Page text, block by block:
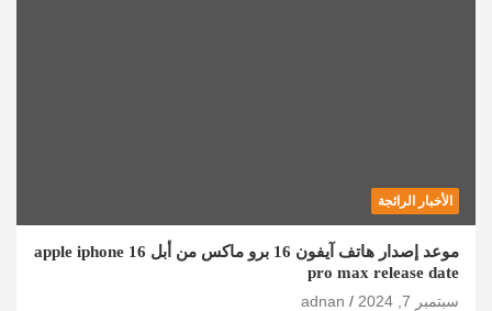
الأخبار الرائجة
موعد إصدار هاتف آيفون 16 برو ماكس من أبل apple iphone 16
pro max release date
سبتمبر 7, 2024
adnan